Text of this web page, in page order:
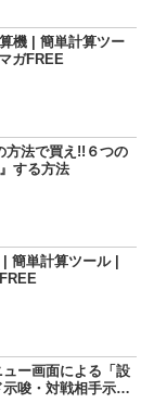
機 | 簡単計算ツー
ガFREE
方法で買え!!６つの
する方法
簡単計算ツール |
ュー画面による「設
唆・対戦相手示